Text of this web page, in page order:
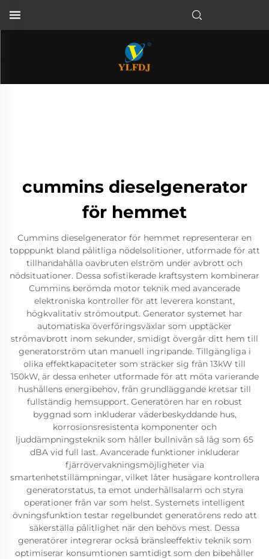
cummins dieselgenerator
för hemmet
Cummins dieselgenerator för hemmet representerar en
topppunkt bland pålitliga nödelsolitioner, utformade för att
tillhandahålla oavbruten elström under avbrott och
nödsituationer. Dessa sofistikerade kraftsystem kombinerar
Cummins berömda motor teknik med avancerade
elektroniska kontroller för att leverera konstant,
högkvalitativ strömoutput. Generator systemet har
automatiska överföringsväxlar som upptäcker
strömavbrott inom sekunder, smidigt övergår ditt hem till
generatorström utan manuell ingripande. Tillgängliga i
olika effektkapaciteter som sträcker sig från 13kW till
150kW, är dessa enheter utformade för att möta varierande
hushållens energibehov, från grundläggande kretsar till
fullständig hemsupport. Generatören har en robust
byggnad som inkluderar väderbeskyddande hus,
korrosionsresistenta komponenter och
ljuddämpningsteknik som håller bullnivån så låg som 65
dBA vid full last. Avancerade funktioner inkluderar
fjärrövervakningsmöjligheter via
smartenhetstillämpningar, vilket låter husägare kontrollera
generatorstatus, ta emot underhållsalarm och styra
operationer från var som helst. Systemets intelligent
övningsfunktion testar regelbundet generatörens redo att
säkerställa pålitlighet när den behövs mest. Dessa
generatörer integrerar också bränsleeffektiv teknik som
optimiserar konsumtionen samtidigt som den bibehåller